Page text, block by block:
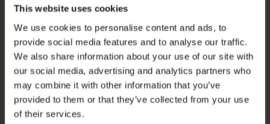
This website uses cookies
We use cookies to personalise content and ads, to
provide social media features and to analyse our traffic.
We also share information about your use of our site with
our social media, advertising and analytics partners who
may combine it with other information that you’ve
provided to them or that they’ve collected from your use
of their services.
end 6.000 institutioner, hvor Aula i dag er en væsentlig
del af dagligdagen."
KOMBIT og Netcompany står for opdateringer
Aulainfo.dk er en dynamisk side, som løbende vil blive
udbygget og opdateret. Bag siden står det kommunale
it-fællesskab KOMBIT, som på kommunernes vegne